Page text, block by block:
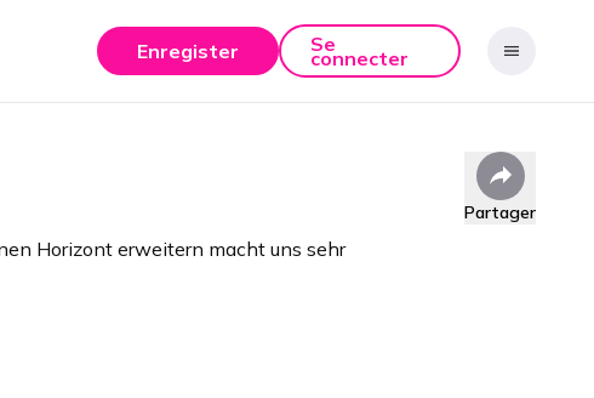
Enregister Se
connecter
Horizont erweitern macht uns sehr
Partager